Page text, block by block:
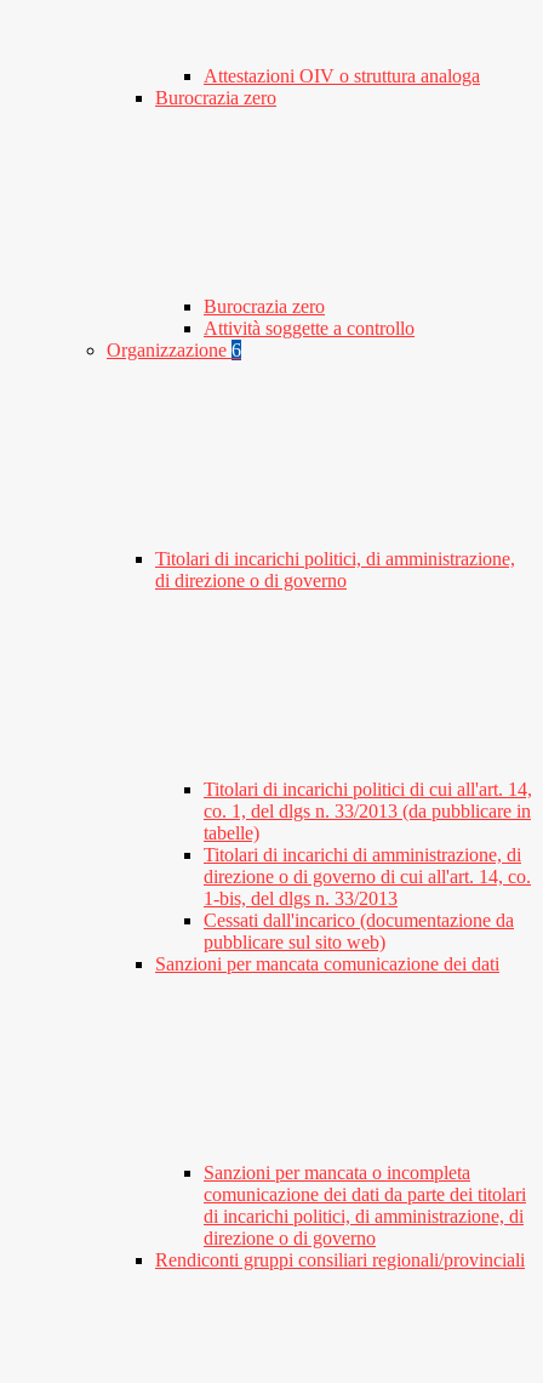
Attestazioni OIV o struttura analoga
Burocrazia zero
Burocrazia zero
Attività soggette a controllo
Organizzazione 6
Titolari di incarichi politici, di amministrazione,
di direzione o di governo
Titolari di incarichi politici di cui all'art. 14,
co. 1, del dlgs n. 33/2013 (da pubblicare in
tabelle)
Titolari di incarichi di amministrazione, di
direzione o di governo di cui all'art. 14, co.
1-bis, del dlgs n. 33/2013
Cessati dall'incarico (documentazione da
pubblicare sul sito web)
Sanzioni per mancata comunicazione dei dati
Sanzioni per mancata o incompleta
comunicazione dei dati da parte dei titolari
di incarichi politici, di amministrazione, di
direzione o di governo
Rendiconti gruppi consiliari regionali/provinciali